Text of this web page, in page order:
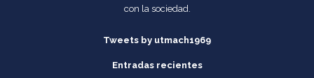
con la sociedad.
Tweets by utmach1969
Entradas recientes